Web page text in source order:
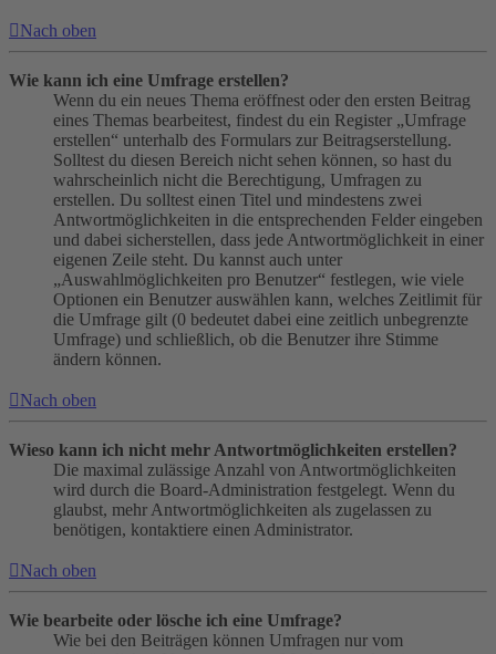
Nach oben
Wie kann ich eine Umfrage erstellen?
Wenn du ein neues Thema eröffnest oder den ersten Beitrag
eines Themas bearbeitest, findest du ein Register „Umfrage
erstellen“ unterhalb des Formulars zur Beitragserstellung.
Solltest du diesen Bereich nicht sehen können, so hast du
wahrscheinlich nicht die Berechtigung, Umfragen zu
erstellen. Du solltest einen Titel und mindestens zwei
Antwortmöglichkeiten in die entsprechenden Felder eingeben
und dabei sicherstellen, dass jede Antwortmöglichkeit in einer
eigenen Zeile steht. Du kannst auch unter
„Auswahlmöglichkeiten pro Benutzer“ festlegen, wie viele
Optionen ein Benutzer auswählen kann, welches Zeitlimit für
die Umfrage gilt (0 bedeutet dabei eine zeitlich unbegrenzte
Umfrage) und schließlich, ob die Benutzer ihre Stimme
ändern können.
Nach oben
Wieso kann ich nicht mehr Antwortmöglichkeiten erstellen?
Die maximal zulässige Anzahl von Antwortmöglichkeiten
wird durch die Board-Administration festgelegt. Wenn du
glaubst, mehr Antwortmöglichkeiten als zugelassen zu
benötigen, kontaktiere einen Administrator.
Nach oben
Wie bearbeite oder lösche ich eine Umfrage?
Wie bei den Beiträgen können Umfragen nur vom